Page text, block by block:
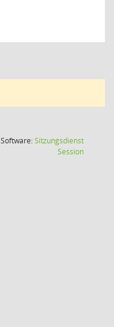
Software:Sitzungsdienst
Session(Wird in